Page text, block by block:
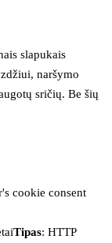
slapukais
naršymo
sričių. Be šių
cookie consent
Tipas: HTTP